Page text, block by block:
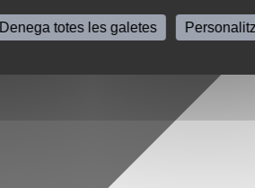
Denega totes les galetes